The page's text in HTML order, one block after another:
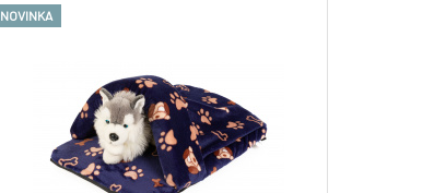
NOVINKA